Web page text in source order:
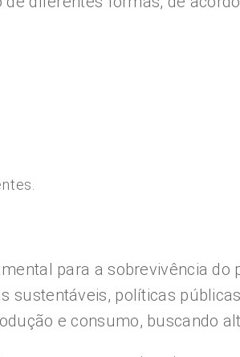
para a sobrevivência do
políticas
e consumo, buscando